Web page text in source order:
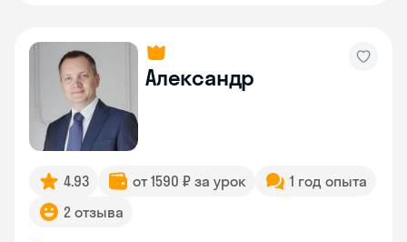
Александр
4.93 от 1590 ₽ за урок
1 год опыта
2 отзыва